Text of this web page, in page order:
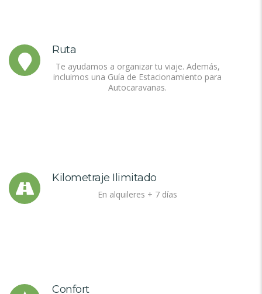
Ruta
Te ayudamos a organizar tu viaje. Además,
incluimos una Guía de Estacionamiento para
Autocaravanas.
Kilometraje Ilimitado
En alquileres + 7 días
Confort